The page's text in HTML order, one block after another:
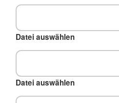
Datei auswählen
Datei auswählen